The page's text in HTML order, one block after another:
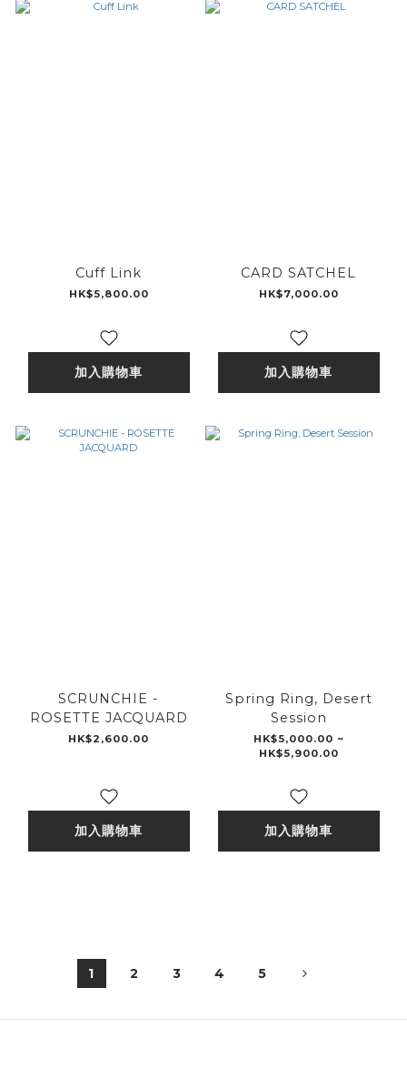
Cuff Link
HK$5,800.00
加入購物車
CARD SATCHEL
HK$7,000.00
加入購物車
SCRUNCHIE -
ROSETTE JACQUARD
HK$2,600.00
加入購物車
Spring Ring, Desert
Session
HK$5,000.00 ~
HK$5,900.00
加入購物車
1 2 3 4 5